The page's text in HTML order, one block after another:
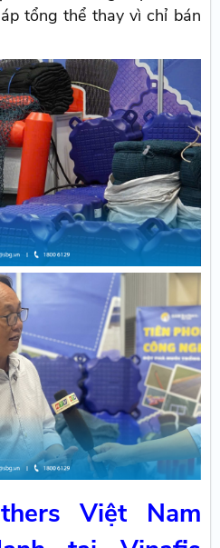
tổng thể thay vì chỉ bán
Việt Nam